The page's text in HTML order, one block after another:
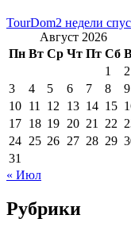
TourDom2 недели
Август 2026
Пн Вт Ср Чт Пт Сб
1
2
3
4 5 6 7 8
9
10 11 12 13 14 15
17 18 19 20 21 22
24 25 26 27 28 29
31
« Июл
Рубрики